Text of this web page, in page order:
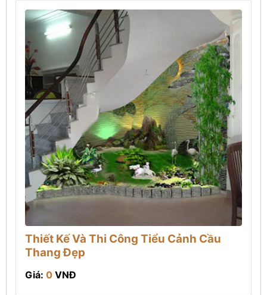
Thiết Kế Và Thi Công Tiểu Cảnh Cầu
Thang Đẹp
Giá: 0 VNĐ